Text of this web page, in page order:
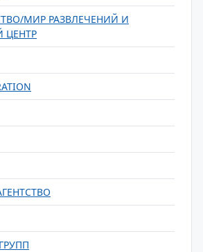
МИР РАЗВЛЕЧЕНИЙ И
ЦЕНТР